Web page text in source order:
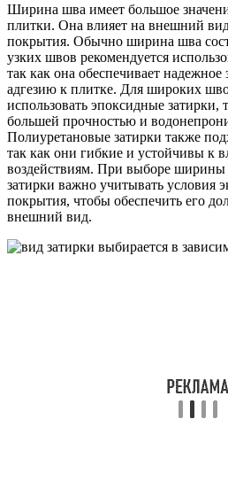
Ширина шва имеет большое
плитки. Она влияет на внешний
покрытия. Обычно ширина шва
узких швов рекомендуется
так как она обеспечивает
адгезию к плитке. Для широких
использовать эпоксидные затирки,
большей прочностью и
Полиуретановые затирки также
так как они гибкие и устойчивы к
воздействиям. При выборе ширины
затирки важно учитывать условия
покрытия, чтобы обеспечить его
внешний вид.